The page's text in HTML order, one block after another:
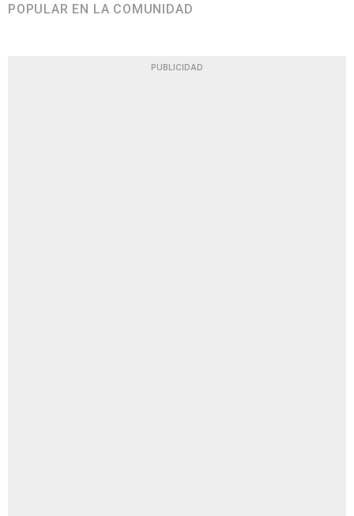
POPULAR EN LA COMUNIDAD
PUBLICIDAD